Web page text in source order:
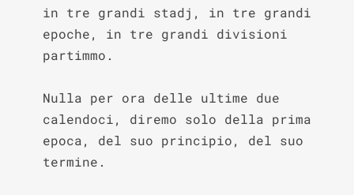
in tre grandi stadj, in tre grandi
epoche, in tre grandi divisioni
partimmo.
Nulla per ora delle ultime due
calendoci, diremo solo della prima
epoca, del suo principio, del suo
termine.